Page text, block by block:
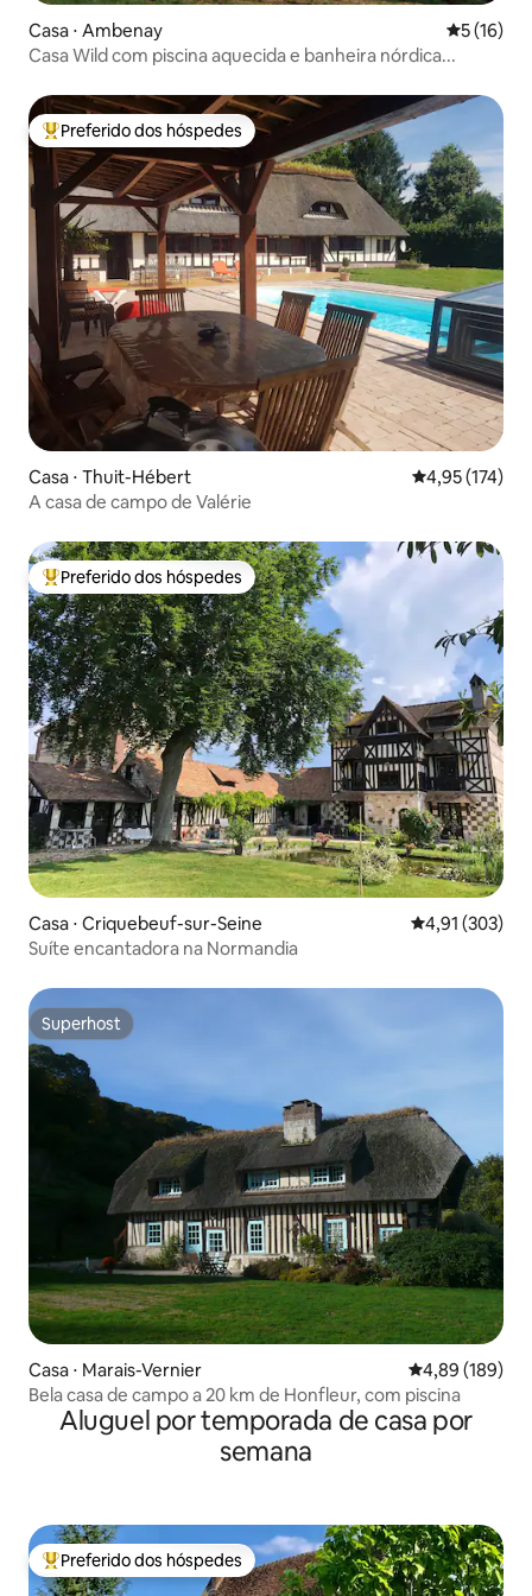
Casa ⋅ Ambenay 5 de uma
5 (16)
Casa Wild com piscina aquecida e banheira nórdica...
Entre os melhores preferidos dos hóspedes
Preferido dos hóspedes
Casa ⋅ Thuit-Hébert 4,95 de uma
4,95 (174)
A casa de campo de Valérie
Entre os melhores preferidos dos hóspedes
Preferido dos hóspedes
Casa ⋅ Criquebeuf-sur-Seine 4,91 de uma
4,91 (303)
Suíte encantadora na Normandia
Superhost
Superhost
Casa ⋅ Marais-Vernier 4,89 de uma
4,89 (189)
Bela casa de campo a 20 km de Honfleur, com piscina
Aluguel por temporada de casa por
semana
Entre os melhores preferidos dos hóspedes
Preferido dos hóspedes